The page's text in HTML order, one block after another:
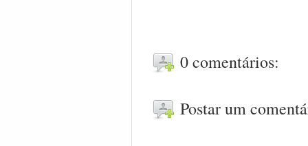
0 comentários:
Postar um